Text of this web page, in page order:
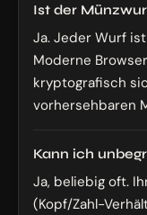
Ist der
Ja. Jeder Wurf
Moderne
kryptografisch
vorhersehbaren
Kann ich
Ja, beliebig oft.
(Kopf/Zahl-